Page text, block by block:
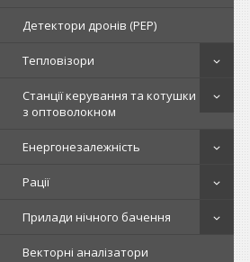
Детектори дронів (РЕР)
Тепловізори
Станції керування та котушки
з оптоволокном
Енергонезалежність
Рації
Прилади нічного бачення
Векторні аналізатори